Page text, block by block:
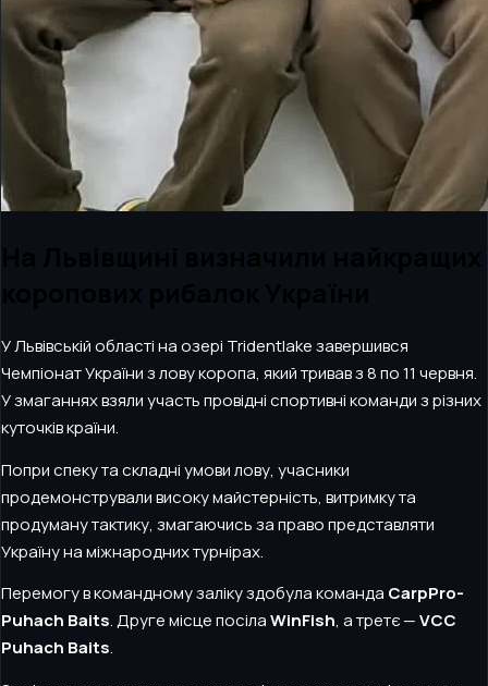
У Львівській області на озері Tridentlake завершився
Чемпіонат України з лову коропа, який тривав з 8 по 11 червня.
У змаганнях взяли участь провідні спортивні команди з різних
куточків країни.
Попри спеку та складні умови лову, учасники
продемонстрували високу майстерність, витримку та
продуману тактику, змагаючись за право представляти
Україну на міжнародних турнірах.
Перемогу в командному заліку здобула команда CarpPro-
Puhach Baits. Друге місце посілаWinFish, а третє —VCC
Puhach Baits.